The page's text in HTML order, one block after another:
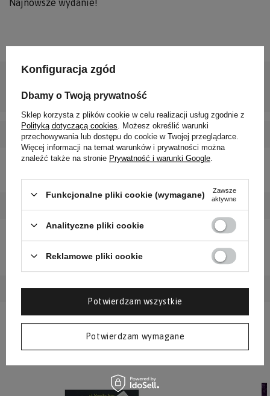
Podmiot
produkt na terenie UE
Autor Wes Shoemaker
Data ostatniego
wydania
Wydanie I 2023
ISBN 978-83-8272-499-8
Inni oglądali również
Konfiguracja zgód
Dbamy o Twoją prywatność
Sklep korzysta z plików cookie w celu realizacji usług zgodnie z
Polityką dotyczącą cookies . Możesz określić warunki
przechowywania lub dostępu do cookie w Twojej przeglądarce.
Więcej informacji na temat warunków i prywatności można
znaleźć także na stronie Prywatność i warunki Google
Funkcjonalne pliki cookie (wymagane)
Zawsze
aktywne
Analityczne pliki cookie
Reklamowe pliki cookie
Potwierdzam wymagane
Potwierdzam wszystkie